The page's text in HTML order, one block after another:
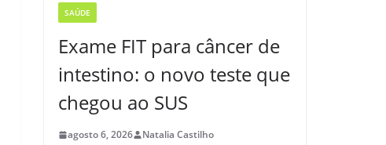
SAÚDE
Exame FIT para câncer de
intestino: o novo teste que
chegou ao SUS
agosto 6, 2026 Natalia Castilho